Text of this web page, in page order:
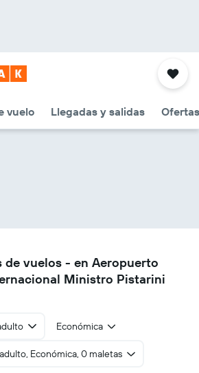
vuelo Llegadas y salidas Ofertas
de vuelos - en Aeropuerto
Ministro Pistarini
Económica
Económica, 0 maletas